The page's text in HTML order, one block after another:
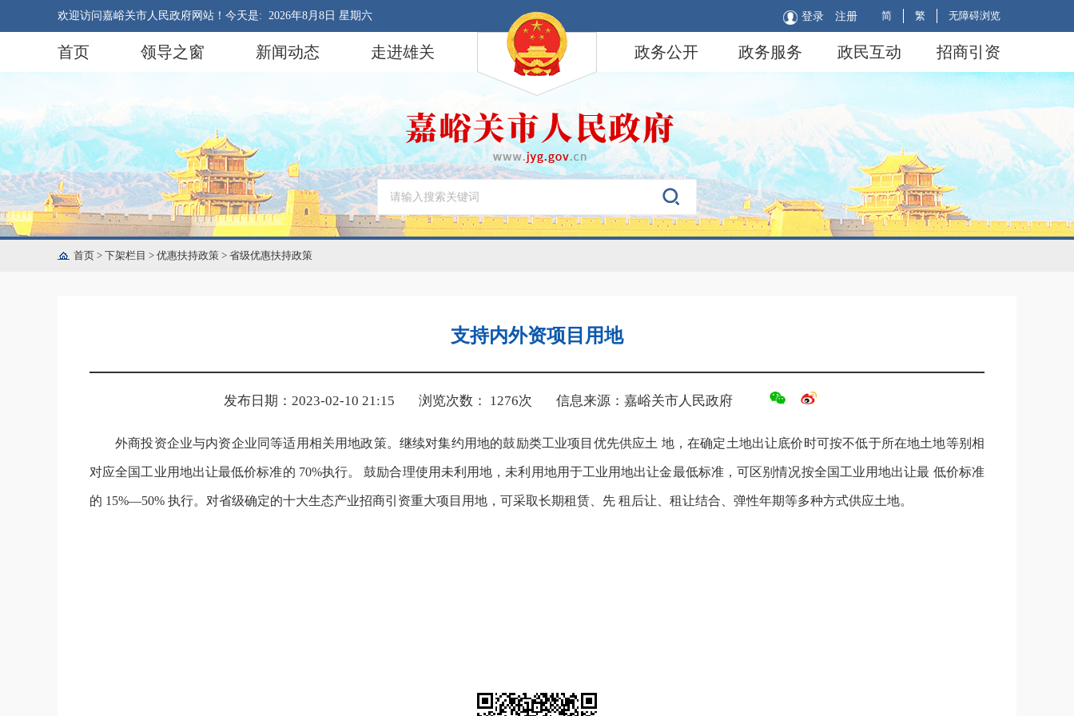
欢迎访问嘉峪关市人民政府网站！今天是: 2026年8月8日 星期六 简 繁 无障碍浏览
登录 注册
首页 领导之窗 新闻动态 走进雄关 政务公开 政务服务 政民互动 招商引资
首页 > 下架栏目 > 优惠扶持政策 > 省级优惠扶持政策
支持内外资项目用地
发布日期：2023-02-10 21:15 浏览次数： 1276次 信息来源：嘉峪关市人民政府
外商投资企业与内资企业同等适用相关用地政策。继续对集约用地的鼓励类工业项目优先供应土 地，在确定土地出让底价时可按不低于所在地土地等别相
对应全国工业用地出让最低价标准的 70%执行。 鼓励合理使用未利用地，未利用地用于工业用地出让金最低标准，可区别情况按全国工业用地出让最 低价标准
的 15%—50% 执行。对省级确定的十大生态产业招商引资重大项目用地，可采取长期租赁、先 租后让、租让结合、弹性年期等多种方式供应土地。